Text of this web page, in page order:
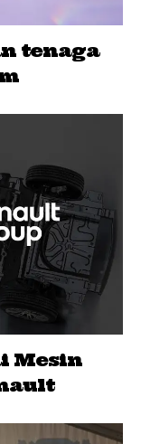
tenaga
Mesin